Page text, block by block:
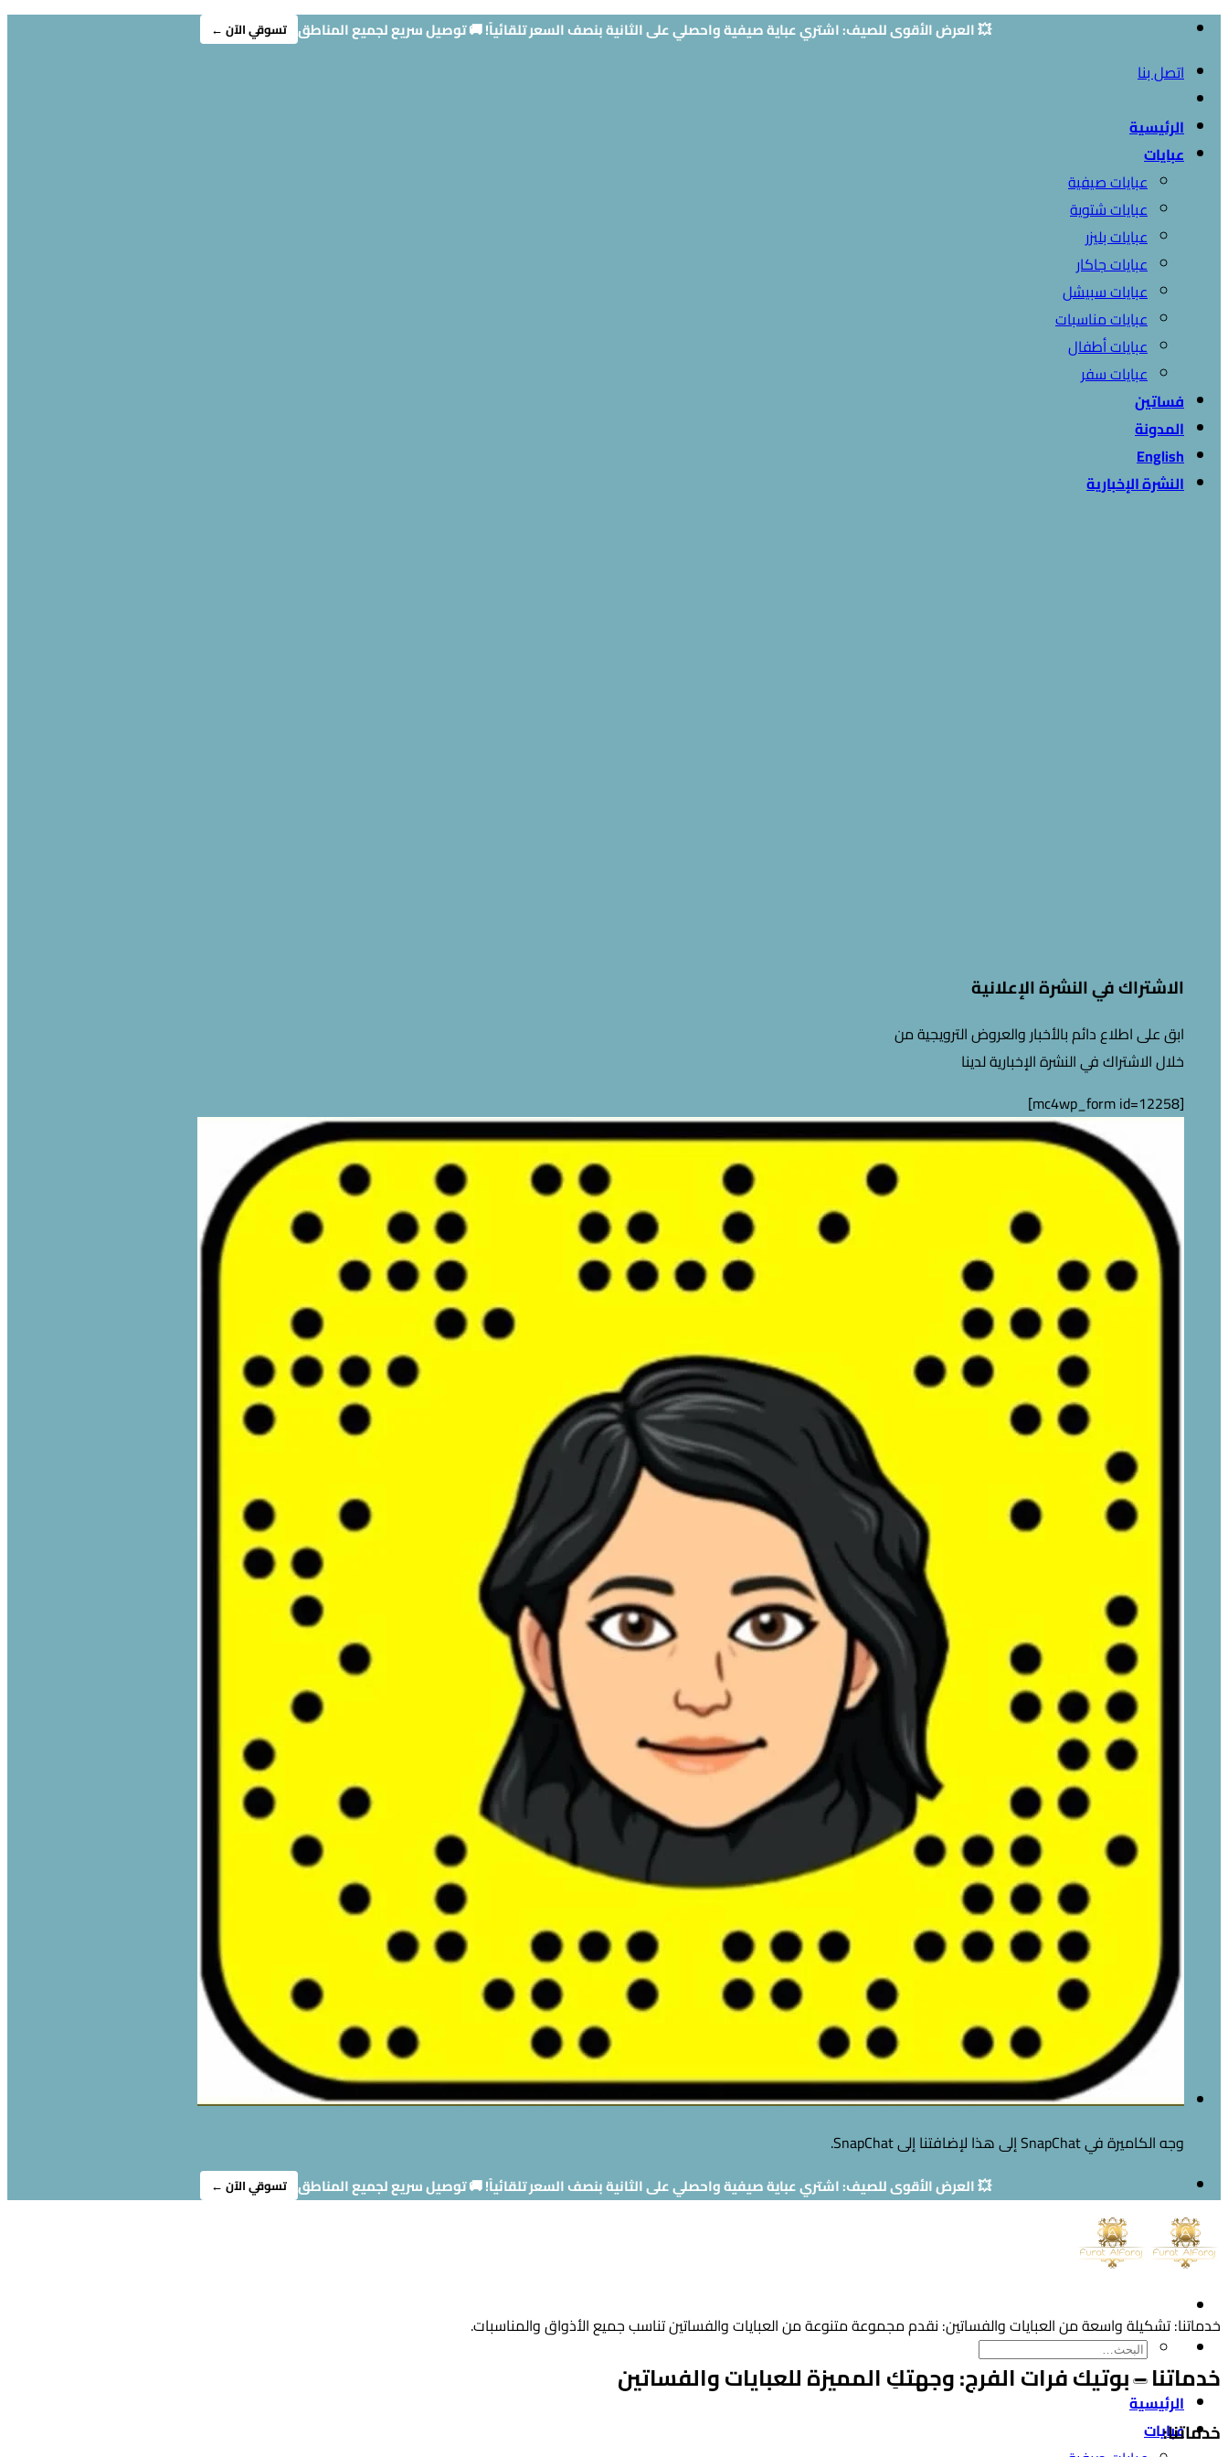
تخطي
💥 العرض الأقوى للصيف: اشتري عباية صيفية واحصلي على الثانية بنصف السعر تلقائياً! 🚚 توصيل سريع لجميع المناطق تسوقي الآن ←
اتصل بنا
الرئيسية
عبايات
عبايات صيفية
عبايات شتوية
عبايات بليزر
عبايات جاكار
عبايات سبيشل
عبايات مناسبات
عبايات أطفال
عبايات سفر
فساتين
المدونة
English
النشرة الإخبارية
الاشتراك في النشرة الإعلانية
ابق على اطلاع دائم بالأخبار والعروض الترويجية من
خلال الاشتراك في النشرة الإخبارية لدينا
[mc4wp_form id=12258]
وجه الكاميرة في SnapChat إلى هذا لإضافتنا إلى SnapChat.
💥 العرض الأقوى للصيف: اشتري عباية صيفية واحصلي على الثانية بنصف السعر تلقائياً! 🚚 توصيل سريع لجميع المناطق تسوقي الآن ←
البحث
عن:
الرئيسية
عبايات
خدماتنا: تشكيلة واسعة من العبايات والفساتين: نقدم مجموعة متنوعة من العبايات والفساتين تناسب جميع الأذواق والمناسبات.
خدماتنا –بوتيك فرات الفرج: وجهتكِ المميزة للعبايات والفساتين
خدماتنا: